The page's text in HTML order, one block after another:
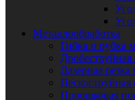
Металлообработка
Гибка и рубка
Дробеструйная
Лазерная резка
Пескоструйная
Порошковая